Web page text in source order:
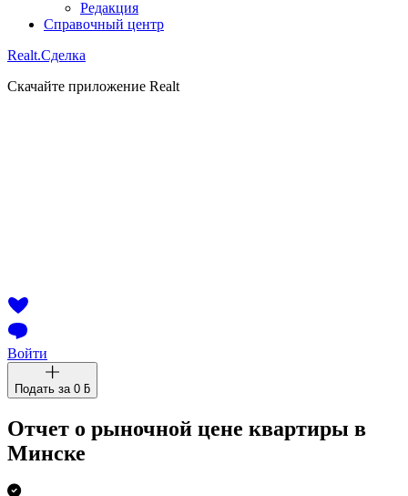
Редакция
Справочный центр
Realt.Сделка
Скачайте приложение Realt
Войти
Подать за 0 ƃ
Отчет о рыночной цене квартиры в
Минске